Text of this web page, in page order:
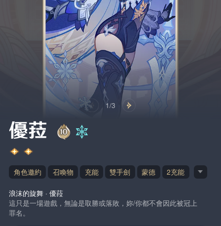
1/3
優菈
角色邀約 召喚物 充能 雙手劍 蒙德 2充能
浪沫的旋舞 · 優菈
這只是一場遊戲，無論是取勝或落敗，妳/你都不會因此被冠上
罪名。